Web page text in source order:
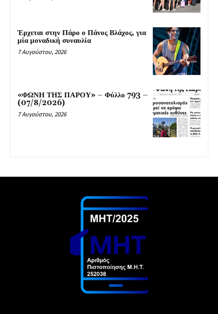
Έρχεται στην Πάρο ο Πάνος Βλάχος, για
μία μοναδική συναυλία
7 Αυγούστου, 2026
«ΦΩΝΗ ΤΗΣ ΠΑΡΟΥ» – Φύλλο 793 –
(07/8/2026)
7 Αυγούστου, 2026